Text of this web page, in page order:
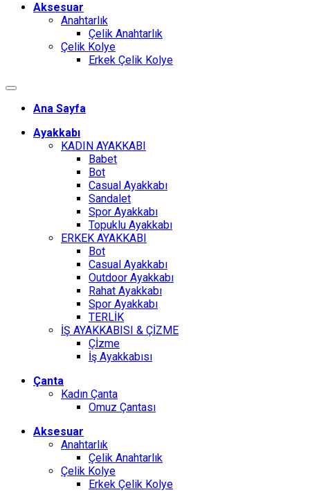
Aksesuar
Anahtarlık
Çelik Anahtarlık
Çelik Kolye
Erkek Çelik Kolye
Ana Sayfa
Ayakkabı
KADIN AYAKKABI
Babet
Bot
Casual Ayakkabı
Sandalet
Spor Ayakkabı
Topuklu Ayakkabı
ERKEK AYAKKABI
Bot
Casual Ayakkabı
Outdoor Ayakkabı
Rahat Ayakkabı
Spor Ayakkabı
TERLİK
İŞ AYAKKABISI & ÇİZME
Çİzme
İş Ayakkabısı
Çanta
Kadın Çanta
Omuz Çantası
Aksesuar
Anahtarlık
Çelik Anahtarlık
Çelik Kolye
Erkek Çelik Kolye